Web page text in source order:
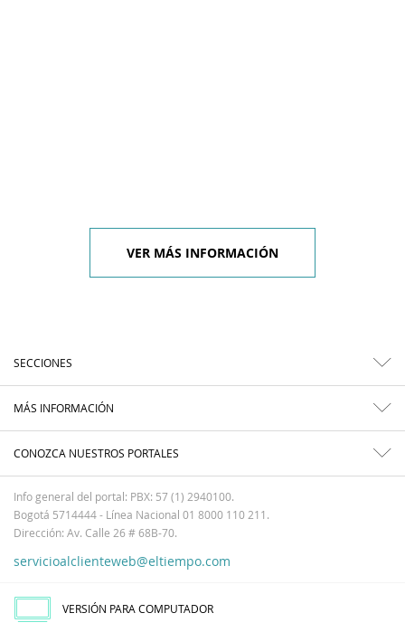
VER MÁS INFORMACIÓN
SECCIONES
MÁS INFORMACIÓN
CONOZCA NUESTROS PORTALES
Info general del portal: PBX: 57 (1) 2940100.
Bogotá 5714444 - Línea Nacional 01 8000 110 211.
Dirección: Av. Calle 26 # 68B-70.
servicioalclienteweb@eltiempo.com
VERSIÓN PARA COMPUTADOR